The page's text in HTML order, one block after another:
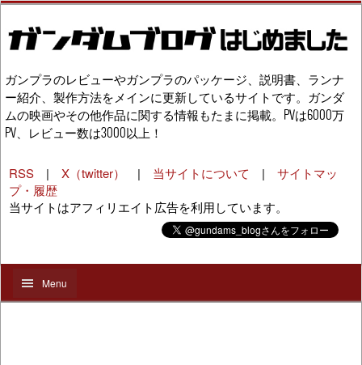
ガンプラのレビューやガンプラのパッケージ、説明書、ランナ
ー紹介、製作方法をメインに更新しているサイトです。ガンダ
ムの映画やその他作品に関する情報もたまに掲載。PVは6000万
PV、レビュー数は3000以上！
RSS | X（twitter） | 当サイトについて | サイトマッ
プ・履歴
当サイトはアフィリエイト広告を利用しています。
Menu